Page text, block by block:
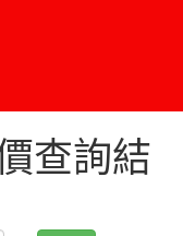
查詢結